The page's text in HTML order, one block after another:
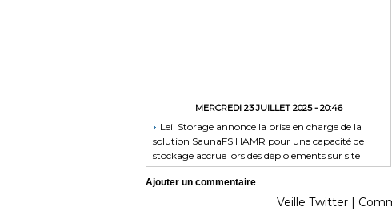
MERCREDI 23 JUILLET 2025 - 20:46
Leil Storage annonce la prise en charge de la
solution SaunaFS HAMR pour une capacité de
stockage accrue lors des déploiements sur site
Ajouter un commentaire
Veille Twitter |